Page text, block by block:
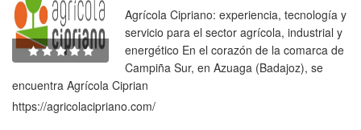
Agrícola Cipriano: experiencia, tecnología y
servicio para el sector agrícola, industrial y
energético En el corazón de la comarca de
Campiña Sur, en Azuaga (Badajoz), se
encuentra Agrícola Ciprian
https://agricolacipriano.com/